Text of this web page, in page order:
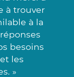
à trouver
à la
besoins
les
»